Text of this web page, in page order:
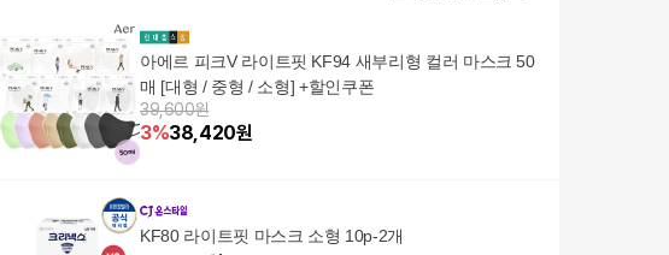
아에르 피크V 라이트핏 KF94 새부리형 컬러 마스크 50
매 [대형 / 중형 / 소형] +할인쿠폰
39,600원
3%38,420원
KF80 라이트핏 마스크 소형 10p-2개